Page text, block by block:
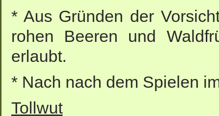
* Aus Gründen der
rohen Beeren und
erlaubt.
* Nach nach dem Spielen
Tollwut